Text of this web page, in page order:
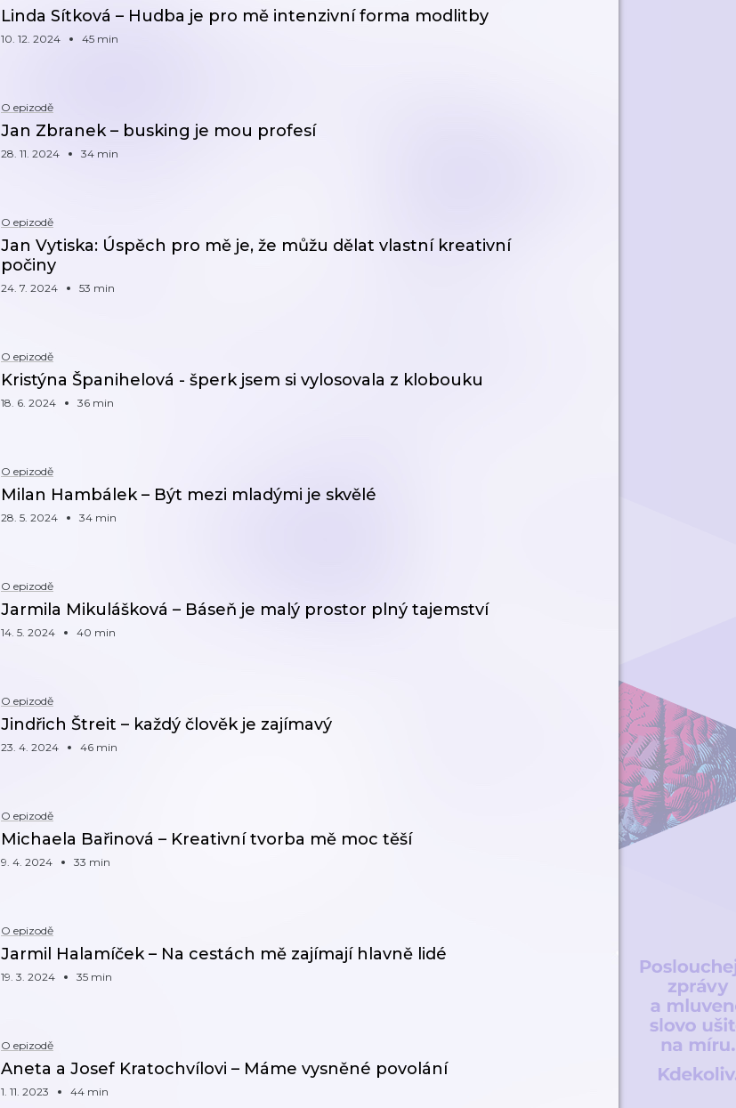
Linda Sítková – Hudba je pro mě intenzivní forma modlitby
10. 12. 2024 45 min
O epizodě
Jan Zbranek – busking je mou profesí
28. 11. 2024 34 min
O epizodě
Jan Vytiska: Úspěch pro mě je, že můžu dělat vlastní kreativní
počiny
24. 7. 2024 53 min
O epizodě
Kristýna Španihelová - šperk jsem si vylosovala z klobouku
18. 6. 2024 36 min
O epizodě
Milan Hambálek – Být mezi mladými je skvělé
28. 5. 2024 34 min
O epizodě
Jarmila Mikulášková – Báseň je malý prostor plný tajemství
14. 5. 2024 40 min
O epizodě
Jindřich Štreit – každý člověk je zajímavý
23. 4. 2024 46 min
O epizodě
Michaela Bařinová – Kreativní tvorba mě moc těší
9. 4. 2024 33 min
O epizodě
Jarmil Halamíček – Na cestách mě zajímají hlavně lidé
19. 3. 2024 35 min
O epizodě
Aneta a Josef Kratochvílovi – Máme vysněné povolání
1. 11. 2023 44 min